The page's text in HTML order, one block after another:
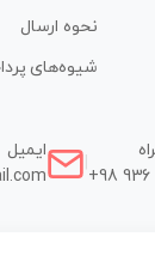
نحوه ارسال
شیوه‌های
+98 936
ایمیل